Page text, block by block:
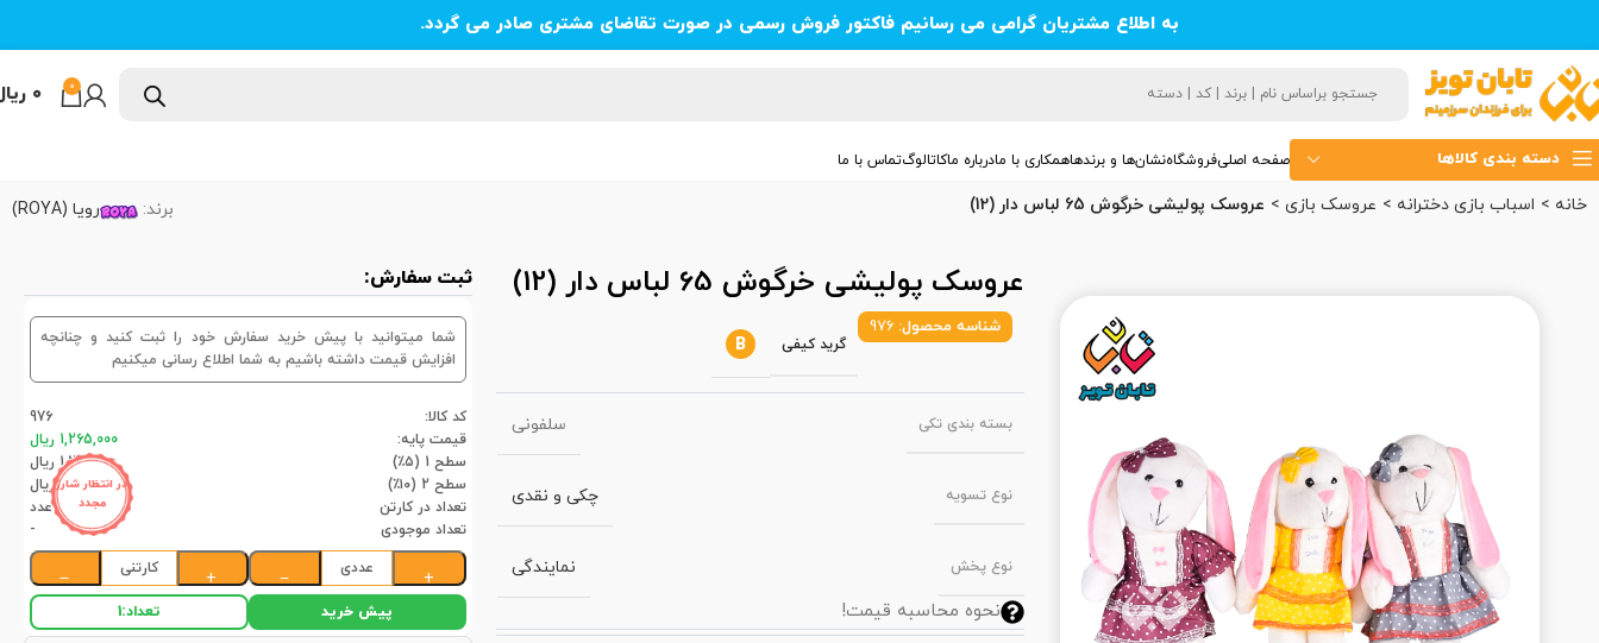
به اطلاع مشتریان گرامی می رسانیم فاکتور فروش رسمی در صورت تقاضای مشتری صادر می گردد.
0 ۰
دسته بندی کالاها صفحه اصلیفروشگاهنشان‌ها و برندهاهمکاری با مادرباره ماکاتالوگتماس با ما
خانه اسباب‌ بازی دخترانه عروسک بازی عروسک پولیشی خرگوش 65 لباس دار (12) برند: رویا (ROYA)
عروسک پولیشی خرگوش 65 لباس دار (12)
شناسه محصول: 976
گرید کیفی B
بسته‌ بندی تکی سلفونی
نوع تسویه چکی و نقدی
نوع پخش نمایندگی
نحوه محاسبه قیمت!
ثبت سفارش:
شما میتوانید با پیش خرید سفارش خود را ثبت کنید و چنانچه
افزایش قیمت داشته باشیم به شما اطلاع رسانی میکنیم
در انتظار شارژ
مجدد
کد کالا:
976
قیمت پایه:
1,265,000 ریال
سطح 1 (۵٪)
1,201,750 ریال
سطح 2 (۱۰٪)
1,138,500 ریال
تعداد در کارتن
12عدد
تعداد موجودی
-
+
عددی
−
+
کارتنی
−
پیش خرید تعداد:1